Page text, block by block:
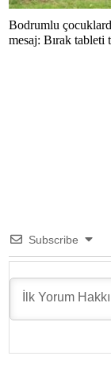
Bodrumlu
mesaj: Bırak tableti
Subscribe